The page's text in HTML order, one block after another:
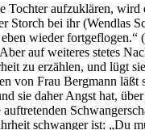
aufzuklären,
Storch bei ihr (Wendlas
wieder fortgeflogen.“
auf weiteres stetes
zu erzählen, und lügt
von Frau Bergmann läßt
sie daher Angst hat,
schwanger ist: „Du